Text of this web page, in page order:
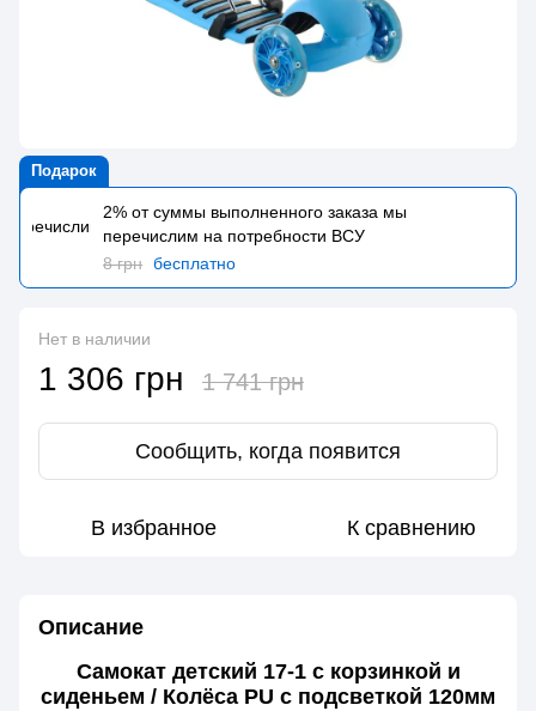
Подарок
2% от суммы выполненного заказа мы
перечислим на потребности BCУ
8 грн бесплатно
Нет в наличии
1 306 грн 1 741 грн
Сообщить, когда появится
В избранное К сравнению
Описание
Самокат детский 17-1 с корзинкой и
сиденьем / Колёса PU с подсветкой 120мм